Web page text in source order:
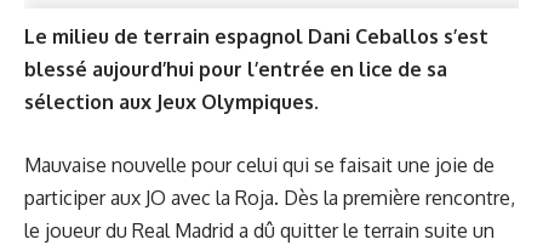
Le milieu de terrain espagnol Dani Ceballos s’est
blessé aujourd’hui pour l’entrée en lice de sa
sélection aux Jeux Olympiques.
Mauvaise nouvelle pour celui qui se faisait une joie de
participer aux JO avec la Roja. Dès la première rencontre,
le joueur du Real Madrid a dû quitter le terrain suite un